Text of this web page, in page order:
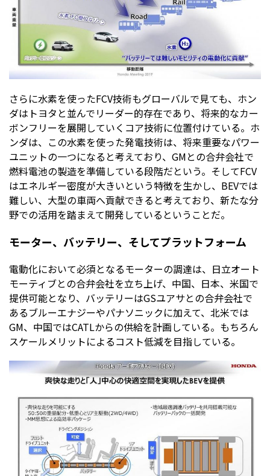
さらに水素を使ったFCV技術もグローバルで見ても、ホン
ダはトヨタと並んでリーダー的存在であり、将来的なカー
ボンフリーを展開していくコア技術に位置付けている。ホ
ンダは、この水素を使った発電技術は、将来重要なパワー
ユニットの一つになると考えており、GMとの合弁会社で
燃料電池の製造を準備している段階だという。そしてFCV
はエネルギー密度が大きいという特徴を生かし、BEVでは
難しい、大型の車両へ貢献できると考えており、新たな分
野での活用を踏まえて開発しているということだ。
モーター、バッテリー、そしてプラットフォーム
電動化において必須となるモーターの調達は、日立オート
モーティブとの合弁会社を立ち上げ、中国、日本、米国で
提供可能となり、バッテリーはGSユアサとの合弁会社で
あるブルーエナジーやパナソニックに加えて、北米では
GM、中国ではCATLからの供給を計画している。もちろん
スケールメリットによるコスト低減を目指している。